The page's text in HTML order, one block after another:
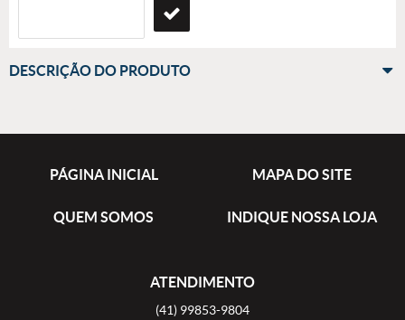
DESCRIÇÃO DO PRODUTO
PÁGINA INICIAL MAPA DO SITE
QUEM SOMOS INDIQUE NOSSA LOJA
ATENDIMENTO
(41) 99853-9804